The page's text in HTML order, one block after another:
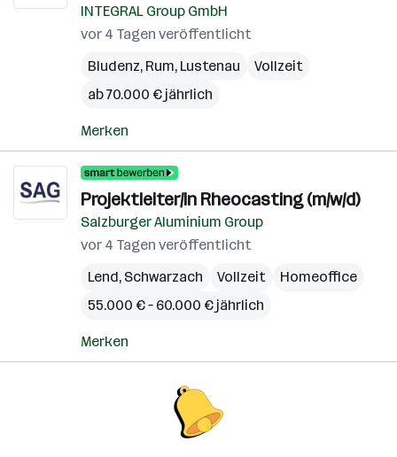
INTEGRAL Group GmbH
vor 4 Tagen veröffentlicht
Bludenz, Rum, Lustenau
Vollzeit
ab 70.000 € jährlich
Merken
Projektleiter/in Rheocasting (m/w/d)
Salzburger Aluminium Group
vor 4 Tagen veröffentlicht
Lend, Schwarzach Vollzeit
Homeoffice
55.000 € – 60.000 € jährlich
Merken